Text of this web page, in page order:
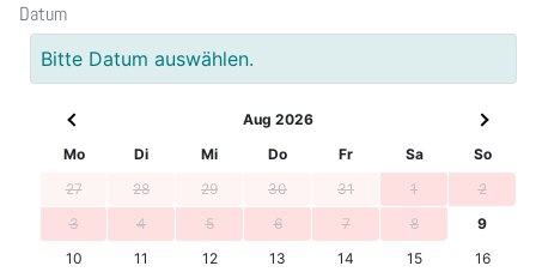
Datum
Bitte Datum auswählen.
Aug 2026
Mo
Di Mi Do Fr Sa
So
27
28 29 30 31 1
2
3
4 5 6 7 8
9
10
11 12 13 14 15
16